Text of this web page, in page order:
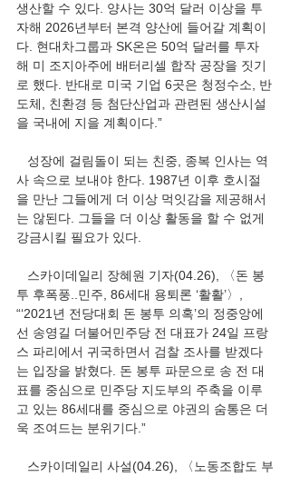
생산할 수 있다. 양사는 30억 달러 이상을 투
자해 2026년부터 본격 양산에 들어갈 계획이
다. 현대차그룹과 SK온은 50억 달러를 투자
해 미 조지아주에 배터리셀 합작 공장을 짓기
로 했다. 반대로 미국 기업 6곳은 청정수소, 반
도체, 친환경 등 첨단산업과 관련된 생산시설
을 국내에 지을 계획이다.”
사 속으로 보내야 한다. 1987년 이후 호시절
을 만난 그들에게 더 이상 먹잇감을 제공해서
는 않된다. 그들을 더 이상 활동을 할 수 없게
강금시킬 필요가 있다.
투 후폭풍..민주, 86세대 용퇴론 ‘활활’〉,
“‘2021년 전당대회 돈 봉투 의혹’의 정중앙에
선 송영길 더불어민주당 전 대표가 24일 프랑
스 파리에서 귀국하면서 검찰 조사를 받겠다
는 입장을 밝혔다. 돈 봉투 파문으로 송 전 대
표를 중심으로 민주당 지도부의 주축을 이루
고 있는 86세대를 중심으로 야권의 숨통은 더
욱 조여드는 분위기다.”